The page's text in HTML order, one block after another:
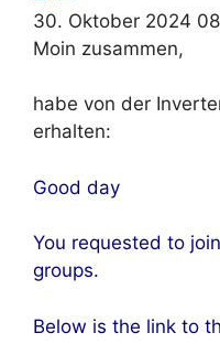
30. Oktober 2024
Moin zusammen,
habe von der
erhalten:
Good day
You requested to
groups.
Below is the link to